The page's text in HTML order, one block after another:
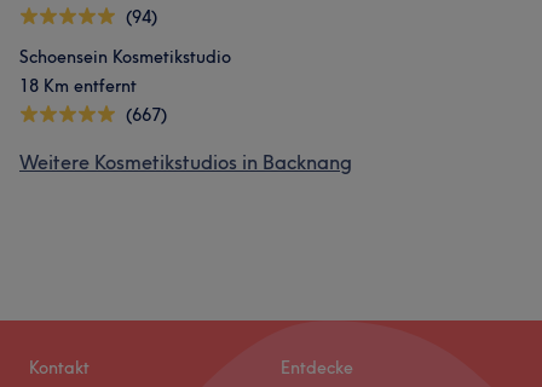
(94)
Schoensein Kosmetikstudio
18 Km entfernt
(667)
Weitere Kosmetikstudios in Backnang
Kontakt Entdecke